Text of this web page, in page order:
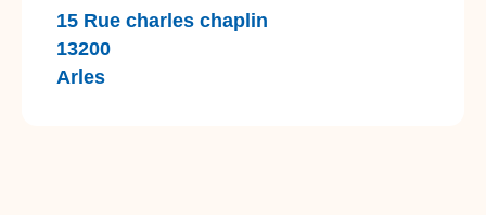
15 Rue charles chaplin
13200
Arles